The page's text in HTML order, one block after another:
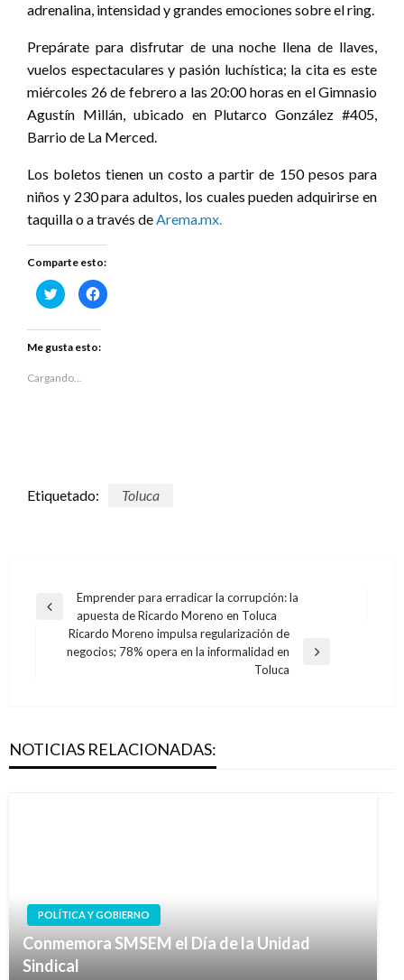
adrenalina, intensidad y grandes emociones sobre el ring.
Prepárate para disfrutar de una noche llena de llaves,
vuelos espectaculares y pasión luchística; la cita es este
miércoles 26 de febrero a las 20:00 horas en el Gimnasio
Agustín Millán, ubicado en Plutarco González #405,
Barrio de La Merced.
Los boletos tienen un costo a partir de 150 pesos para
niños y 230 para adultos, los cuales pueden adquirirse en
taquilla o a través deArema.mx.
Comparte esto:
Haz
clic
en
Twitter
(Se
en
Haz
clic
Me gusta esto:
Cargando...
Etiquetado: Toluca
Navegación
entradas
Entrada
anterior
Emprender para erradicar la corrupción: la
apuesta de Ricardo Moreno en Toluca
Entrada
Ricardo Moreno impulsa regularización de
negocios; 78% opera en la informalidad en
Toluca
NOTICIAS RELACIONADAS:
POLÍTICA Y GOBIERNO
Conmemora SMSEM el Día de la Unidad
Sindical